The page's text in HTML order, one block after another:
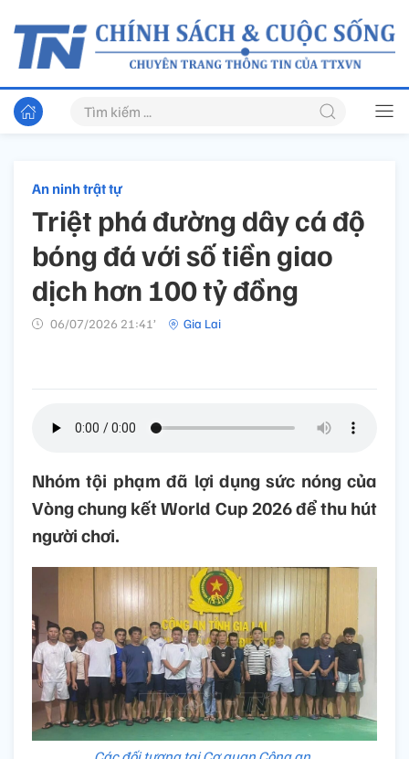
An ninh trật tự
Triệt phá đường dây cá độ
bóng đá với số tiền giao
dịch hơn 100 tỷ đồng
06/07/2026 21:41’ Gia Lai
Nhóm tội phạm đã lợi dụng sức nóng của
Vòng chung kết World Cup 2026 để thu hút
người chơi.